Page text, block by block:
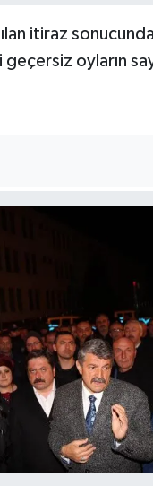
itiraz
geçersiz oyların